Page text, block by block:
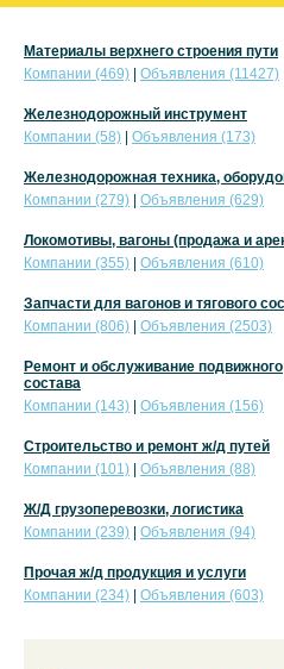
Материалы верхнего строения пути
Компании (469)
Объявления (11427)
Железнодорожный инструмент
Компании (58)
Объявления (173)
Железнодорожная техника,
Компании (279)
Объявления (629)
Локомотивы, вагоны (продажа и
Компании (355)
Объявления (610)
Запчасти для вагонов и тягового
Компании (806)
Объявления (2503)
Ремонт и обслуживание подвижного
состава
Компании (143)
Объявления (156)
Строительство и ремонт ж/д путей
Компании (101)
Объявления (88)
Ж/Д грузоперевозки, логистика
Компании (239)
Объявления (94)
Прочая ж/д продукция и услуги
Компании (234)
Объявления (603)